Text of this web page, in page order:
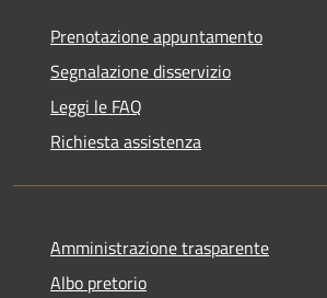
Prenotazione appuntamento
Segnalazione disservizio
Leggi le FAQ
Richiesta assistenza
Amministrazione trasparente
Albo pretorio